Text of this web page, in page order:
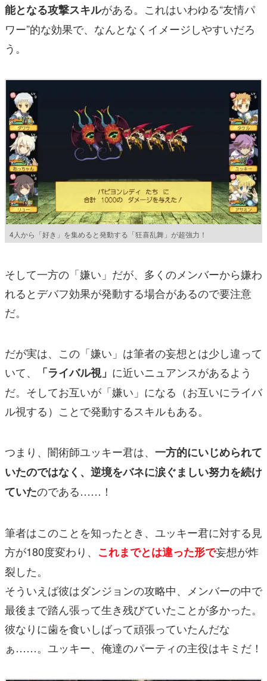
能となる攻撃スキルがある。これはいわゆる“友情パ
ワー”的な効果で、なんとなくイメージしやすいだろ
う。
4人から「好き」を集めると発動する「狂喜乱舞」が超強力！
そして一方の「嫌い」だが、多くのメンバーから嫌わ
れるとデバフ効果が発動する場合があるので要注意
だ。
だが実は、この「嫌い」は筆者の妄想とは少し違って
いて、
「ライバル視」 に近いニュアンスがあるよう
だ。そしてお互いが「嫌い」になる（お互いにライバ
ル視する）ことで発動するスキルもある。
つまり、闇術師ユッキー君は、 一方的にいじめられて
いたのではなく、逆境をバネに涙ぐましい努力を続け
ていたのである……！
筆者はこのことを知ったとき、ユッキー君に対する見
方が180度変わり、 これまでとは違った形で妄想が炸
裂した。
そういえば彼はダンジョンの攻略中、メンバーの中で
最後まで踏ん張って生き残びていたことが多かった。
彼なりに歯を食いしばって頑張っていたんだな
ぁ……。ユッキー、俺達のパーティの主役はキミだ！